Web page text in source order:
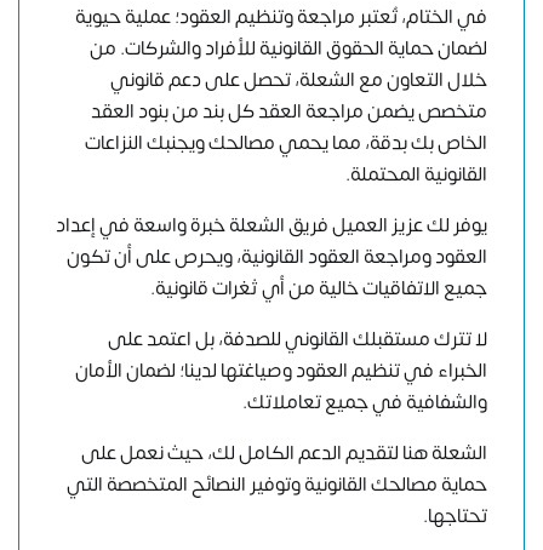
في الختام، تُعتبر مراجعة وتنظيم العقود؛ عملية حيوية
لضمان حماية الحقوق القانونية للأفراد والشركات. من
خلال التعاون مع الشعلة، تحصل على دعم قانوني
متخصص يضمن مراجعة العقد كل بند من بنود العقد
الخاص بك بدقة، مما يحمي مصالحك ويجنبك النزاعات
القانونية المحتملة.
يوفر لك عزيز العميل فريق الشعلة خبرة واسعة في إعداد
العقود ومراجعة العقود القانونية، ويحرص على أن تكون
جميع الاتفاقيات خالية من أي ثغرات قانونية.
لا تترك مستقبلك القانوني للصدفة، بل اعتمد على
الخبراء في تنظيم العقود وصياغتها لدينا؛ لضمان الأمان
والشفافية في جميع تعاملاتك.
الشعلة هنا لتقديم الدعم الكامل لك، حيث نعمل على
حماية مصالحك القانونية وتوفير النصائح المتخصصة التي
تحتاجها.